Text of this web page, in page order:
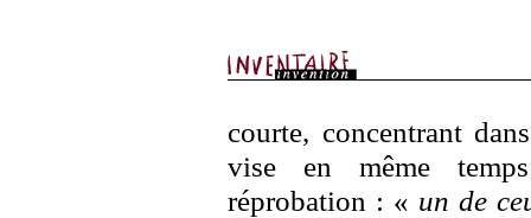
courte, concentrant
vise en même
réprobation : « un de